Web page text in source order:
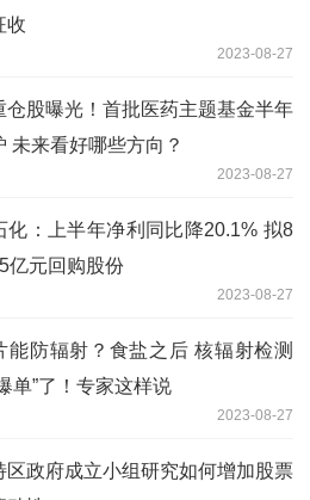
收
2023-08-27
仓股曝光！首批医药主题基金半年
未来看好哪些方向？
2023-08-27
化：上半年净利同比降20.1% 拟8
亿元回购股份
2023-08-27
能防辐射？食盐之后 核辐射检测
单”了！专家这样说
2023-08-27
区政府成立小组研究如何增加股票